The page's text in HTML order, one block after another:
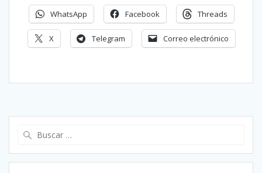
WhatsApp Facebook Threads
X Telegram Correo electrónico